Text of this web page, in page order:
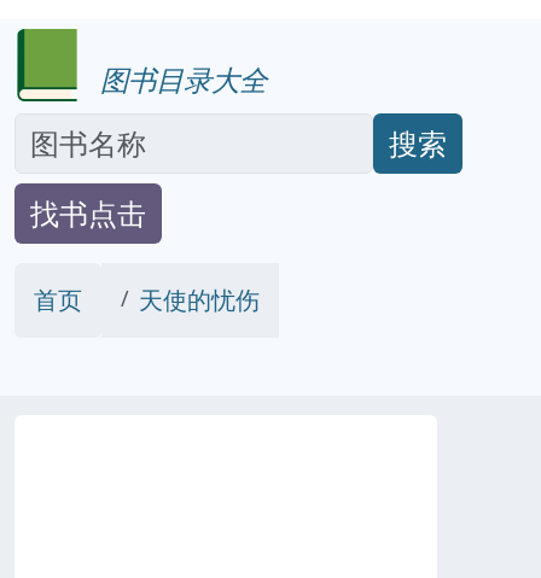
图书目录大全
搜索
找书点击
首页 天使的忧伤